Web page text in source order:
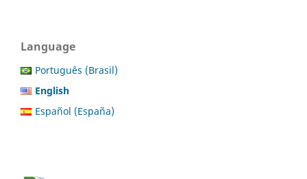
Language
Português (Brasil)
English
Español (España)